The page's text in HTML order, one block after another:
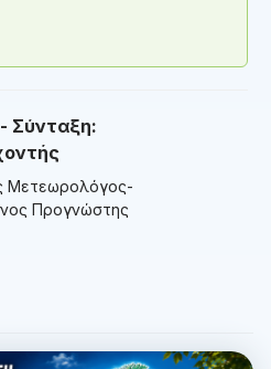
- Σύνταξη:
Μετεωρολόγος-
Προγνώστης